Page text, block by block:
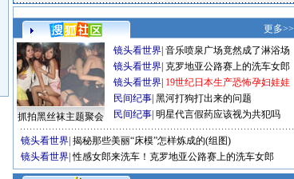
更多>>
抓拍黑丝袜主题聚会
镜头看世界 音乐喷泉广场竟然成了淋浴场
镜头看世界 克罗地亚公路赛上的洗车女郎
镜头看世界 19世纪日本生产恐怖孕妇娃娃
民间纪事 黑河打狗打出来的问题
民间纪事 明星代言假药应该视为共犯吗
镜头看世界 揭秘那些美丽“床模”怎样炼成的(组图)
镜头看世界 性感女郎来洗车！克罗地亚公路赛上的洗车女郎